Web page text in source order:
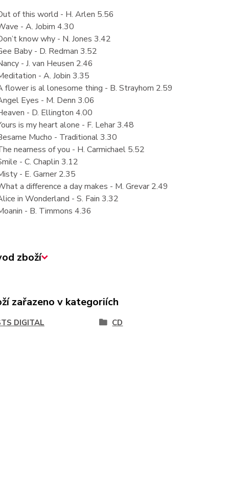
of this world - H. Arlen 5.56
- A. Jobim 4.30
know why - N. Jones 3.42
Baby - D. Redman 3.52
- J. van Heusen 2.46
- A. Jobin 3.35
flower is al lonesome thing - B. Strayhorn 2.59
Eyes - M. Denn 3.06
- D. Ellington 4.00
is my heart alone - F. Lehar 3.48
Mucho - Traditional 3.30
nearness of you - H. Carmichael 5.52
- C. Chaplin 3.12
- E. Garner 2.35
a difference a day makes - M. Grevar 2.49
in Wonderland - S. Fain 3.32
- B. Timmons 4.36
zboží
zařazeno v kategoriích
DIGITAL CD